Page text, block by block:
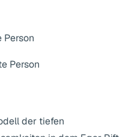
Person
der tiefen